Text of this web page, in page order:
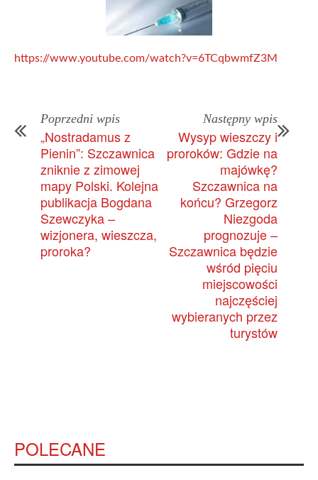
https://www.youtube.com/watch?v=6TCqbwmfZ3M
Poprzedni wpis
„Nostradamus z
Pienin”: Szczawnica
zniknie z zimowej
mapy Polski. Kolejna
publikacja Bogdana
Szewczyka –
wizjonera, wieszcza,
proroka?
Następny wpis
Wysyp wieszczy i
proroków: Gdzie na
majówkę?
Szczawnica na
końcu? Grzegorz
Niezgoda
prognozuje –
Szczawnica będzie
wśród pięciu
miejscowości
najczęściej
wybieranych przez
turystów
POLECANE